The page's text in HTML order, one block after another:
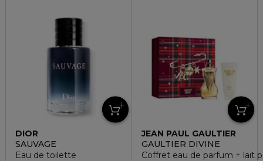
DIOR
SAUVAGE
Eau de toilette
JEAN PAUL GAULTIER
GAULTIER DIVINE
Coffret eau de parfum + lait